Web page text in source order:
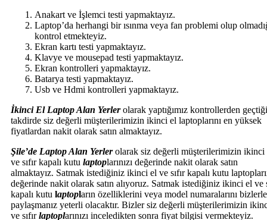
Anakart ve İşlemci testi yapmaktayız.
Laptop’da herhangi bir ısınma veya fan problemi olup
kontrol etmekteyiz.
Ekran kartı testi yapmaktayız.
Klavye ve mousepad testi yapmaktayız.
Ekran kontrolleri yapmaktayız.
Batarya testi yapmaktayız.
Usb ve Hdmi kontrolleri yapmaktayız.
İkinci El Laptop Alan Yerlerolarak yaptığımız kontrollerden geçtiği
takdirde siz değerli müşterilerimizin ikinci el laptoplarını en yüksek
fiyatlardan nakit olarak satın almaktayız.
Şile’de Laptop Alan Yerler olarak siz değerli müşterilerimizin ikinci
ve sıfır kapalı kutu laptoplarınızı değerinde nakit olarak satın
almaktayız. Satmak istediğiniz ikinci el ve sıfır kapalı kutu
değerinde nakit olarak satın alıyoruz. Satmak istediğiniz ikinci el ve
kapalı kutu laptopların özelliklerini veya model numaralarını bizlerle
paylaşmanız yeterli olacaktır. Bizler siz değerli müşterilerimizin
ve sıfırlaptoplarınızı inceledikten sonra fiyat bilgisi vermekteyiz.